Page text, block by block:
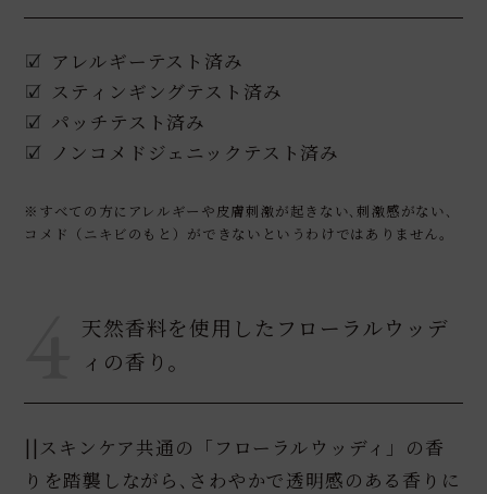
アレルギーテスト済み
スティンギングテスト済み
パッチテスト済み
ノンコメドジェニックテスト済み
※すべての方にアレルギーや皮膚刺激が起きない､刺激感がない､
コメド（ニキビのもと）ができないというわけではありません｡
天然香料を使用したフローラルウッデ
ィの香り。
||スキンケア共通の「フローラルウッディ」の香
りを踏襲しながら､さわやかで透明感のある香りに